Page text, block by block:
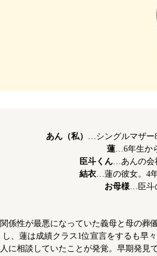
あん（私） …シングルマザー
蓮…6年生か
臣斗くん…あんの会
結衣…蓮の彼女。4
お母様…臣斗
関係性が最悪になっていた義母と母の葬
し、蓮は成績クラス1位宣言をするも早
人に相談していたことが発覚。早期発見